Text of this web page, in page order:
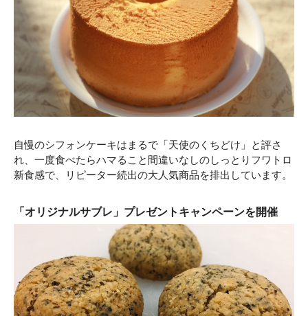
自慢のシフォンケーキはまるで「天使のくちどけ」と評さ
れ、一度食べたらハマること間違いなしのしっとりフワトロ
新食感で、リピーター続出の大人気商品を排出しています。
「オリジナルサブレ」プレゼントキャンペーンを開催